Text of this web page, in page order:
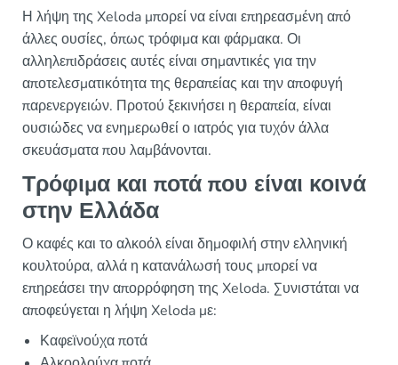
Η λήψη της Xeloda μπορεί να είναι επηρεασμένη από
άλλες ουσίες, όπως τρόφιμα και φάρμακα. Οι
αλληλεπιδράσεις αυτές είναι σημαντικές για την
αποτελεσματικότητα της θεραπείας και την αποφυγή
παρενεργειών. Προτού ξεκινήσει η θεραπεία, είναι
ουσιώδες να ενημερωθεί ο ιατρός για τυχόν άλλα
σκευάσματα που λαμβάνονται.
Τρόφιμα και ποτά που είναι κοινά
στην Ελλάδα
Ο καφές και το αλκοόλ είναι δημοφιλή στην ελληνική
κουλτούρα, αλλά η κατανάλωσή τους μπορεί να
επηρεάσει την απορρόφηση της Xeloda. Συνιστάται να
αποφεύγεται η λήψη Xeloda με:
Καφεϊνούχα ποτά